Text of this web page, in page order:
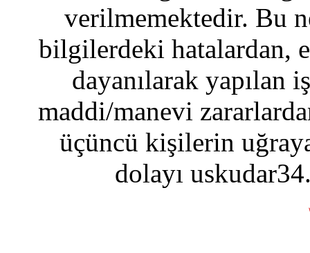
verilmemektedir. Bu
bilgilerdeki hatalardan,
dayanılarak yapılan
maddi/manevi
üçüncü kişilerin
dolayı